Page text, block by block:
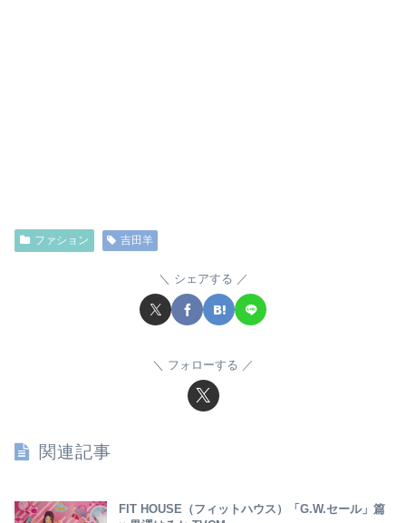
ファション 吉田羊
シェアする
フォローする
関連記事
FIT HOUSE（フィットハウス）「G.W.セール」篇